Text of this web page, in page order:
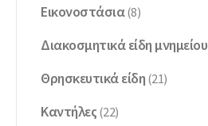
Εικονοστάσια(8)
Διακοσμητικά είδη μνημείου
Θρησκευτικά είδη (21)
Καντήλες (22)